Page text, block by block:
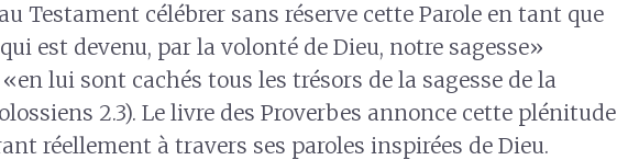
Testament célébrer sans réserve cette Parole en tant que
est devenu, par la volonté de Dieu, notre sagesse»
«en lui sont cachés tous les trésors de la sagesse de la
2.3). Le livre des Proverbes annonce cette plénitude
réellement à travers ses paroles inspirées de Dieu.